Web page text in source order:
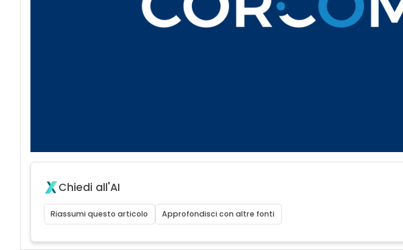
Chiedi all'AI
Riassumi questo articolo Approfondisci con altre fonti